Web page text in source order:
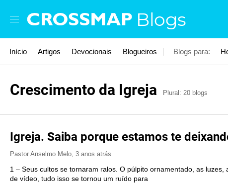
Blogs
Início Artigos Devocionais Blogueiros Blogs para:
Crescimento da Igreja Plural: 20 blogs
Igreja. Saiba porque estamos te
Pastor Anselmo Melo, 3 anos atrás
1 – Seus cultos se tornaram ralos. O púlpito ornamentado, as
de vídeo, tudo isso se tornou um ruído para